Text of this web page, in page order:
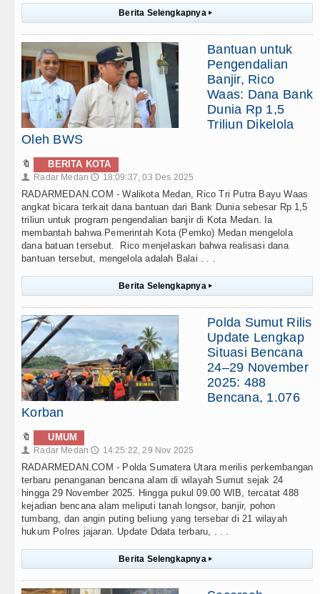
Berita Selengkapnya ▸
Bantuan untuk
Pengendalian
Banjir, Rico
Waas: Dana Bank
Dunia Rp 1,5
Triliun Dikelola
Oleh BWS
🔖 BERITA KOTA
👤 Radar Medan 🕔 18:09:37, 03 Des 2025
RADARMEDAN.COM - Walikota Medan, Rico Tri Putra Bayu Waas
angkat bicara terkait dana bantuan dari Bank Dunia sebesar Rp 1,5
triliun untuk program pengendalian banjir di Kota Medan. Ia
membantah bahwa Pemerintah Kota (Pemko) Medan mengelola
dana batuan tersebut. Rico menjelaskan bahwa realisasi dana
bantuan tersebut, mengelola adalah Balai . . .
Berita Selengkapnya ▸
Polda Sumut Rilis
Update Lengkap
Situasi Bencana
24–29 November
2025: 488
Bencana, 1.076
Korban
🔖 UMUM
👤 Radar Medan 🕔 14:25:22, 29 Nov 2025
RADARMEDAN.COM - Polda Sumatera Utara merilis perkembangan
terbaru penanganan bencana alam di wilayah Sumut sejak 24
hingga 29 November 2025. Hingga pukul 09.00 WIB, tercatat 488
kejadian bencana alam meliputi tanah longsor, banjir, pohon
tumbang, dan angin puting beliung yang tersebar di 21 wilayah
hukum Polres jajaran. Update Ddata terbaru, . . .
Berita Selengkapnya ▸